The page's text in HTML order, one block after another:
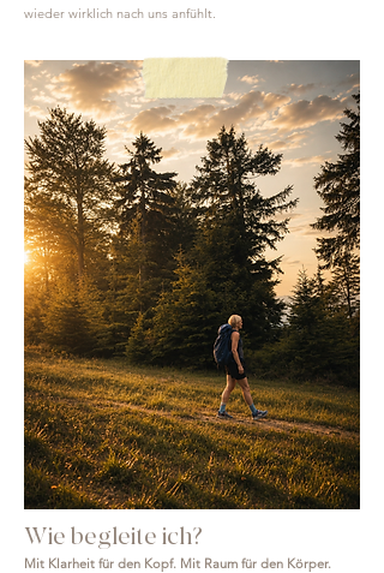
wieder wirklich nach uns anfühlt.
Wie begleite ich?
Mit Klarheit für den Kopf. Mit Raum für den Körper.